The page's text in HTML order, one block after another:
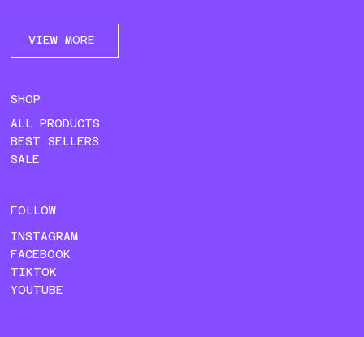
VIEW MORE
SHOP
ALL PRODUCTS
BEST SELLERS
SALE
FOLLOW
INSTAGRAM
FACEBOOK
TIKTOK
YOUTUBE